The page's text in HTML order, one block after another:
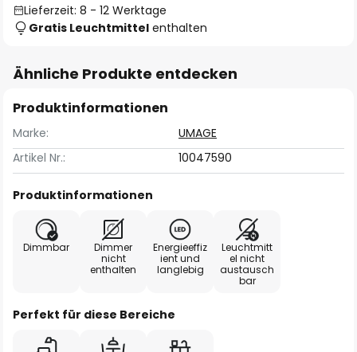
Lieferzeit: 8 - 12 Werktage
Gratis Leuchtmittel enthalten
Ähnliche Produkte entdecken
Produktinformationen
Marke:
UMAGE
Artikel Nr.:
10047590
Produktinformationen
Dimmbar
Dimmer
nicht
enthalten
Energieeffiz
ient und
langlebig
Leuchtmitt
el nicht
austausch
bar
Perfekt für diese Bereiche